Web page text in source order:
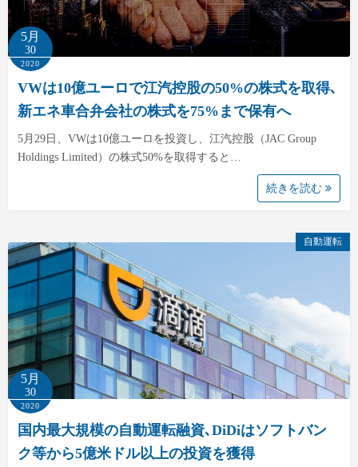
5月
30
2020
VWは10億ユーロで江汽控股の50%の株式を取得､
新エネ車合弁会社の株式を75%まで保有へ
5月29日、VWは10億ユーロを投資し、江汽控股（JAC Group
Holdings Limited）の株式50%を取得すると…
続きを読む
自動運転
5月
30
2020
国内最大規模の自動運転融資､DiDiはソフトバン
ク等から5億米ドル以上の投資を獲得